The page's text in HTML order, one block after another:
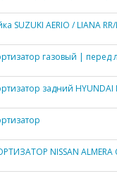
SUZUKI AERIO / LIANA
газовый | перед
задний HYUNDAI
NISSAN ALMERA